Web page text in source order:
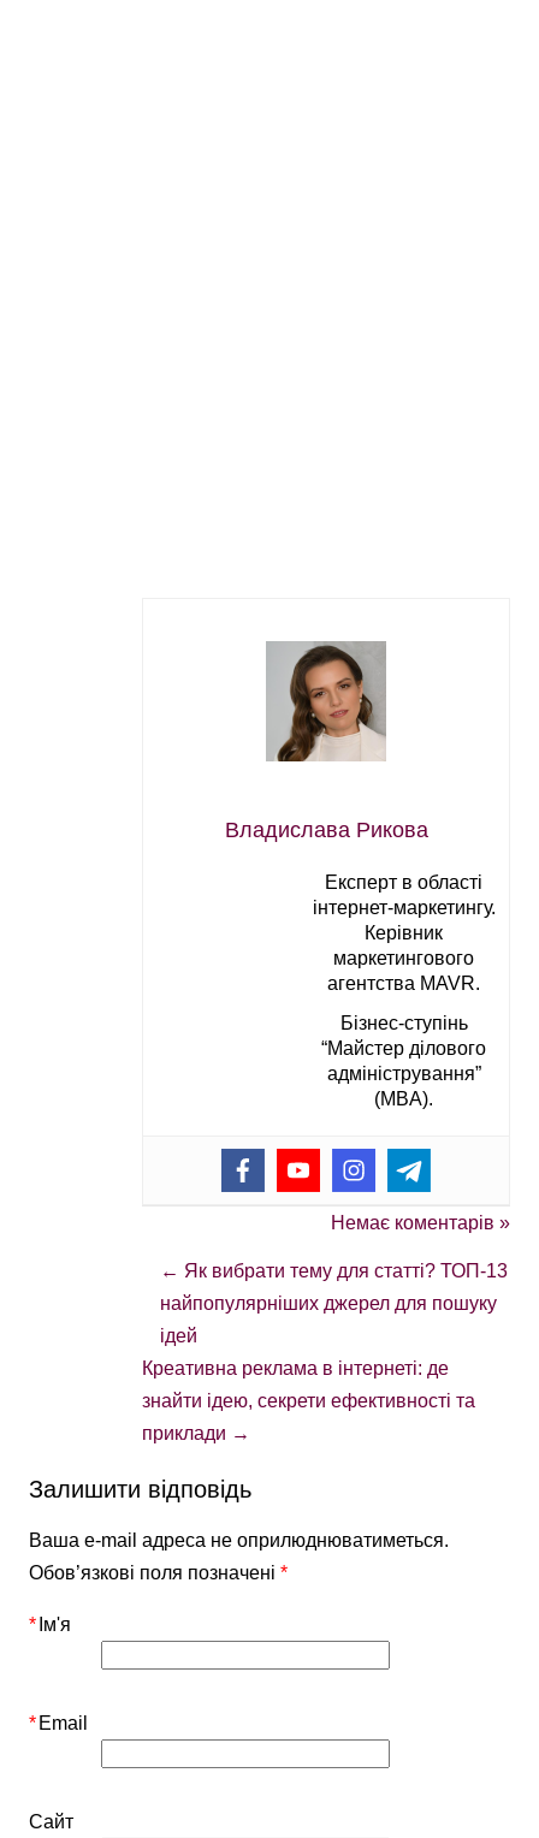
Владислава Рикова
Експерт в області
інтернет-маркетингу.
Керівник
маркетингового
агентства MAVR.
Бізнес-ступінь
“Майстер ділового
адміністрування”
(MBA).
Немає коментарів »
← Як вибрати тему для статті? ТОП-13
найпопулярніших джерел для пошуку
ідей
Креативна реклама в інтернеті: де
знайти ідею, секрети ефективності та
приклади →
Залишити відповідь
Ваша e-mail адреса не оприлюднюватиметься.
Обов’язкові поля позначені*
Ім'я
*
Email
*
Сайт